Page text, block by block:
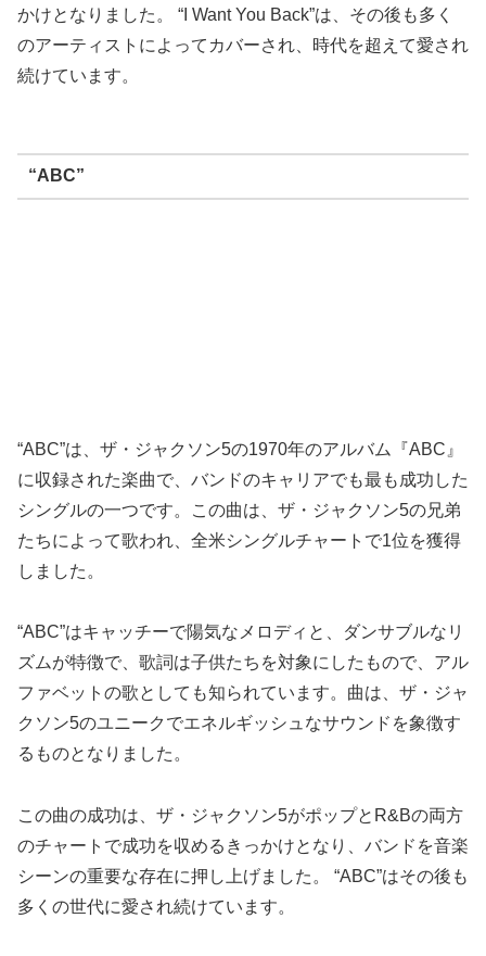
かけとなりました。 “I Want You Back”は、その後も多く
のアーティストによってカバーされ、時代を超えて愛され
続けています。
“ABC”
“ABC”は、ザ・ジャクソン5の1970年のアルバム『ABC』
に収録された楽曲で、バンドのキャリアでも最も成功した
シングルの一つです。この曲は、ザ・ジャクソン5の兄弟
たちによって歌われ、全米シングルチャートで1位を獲得
しました。
“ABC”はキャッチーで陽気なメロディと、ダンサブルなリ
ズムが特徴で、歌詞は子供たちを対象にしたもので、アル
ファベットの歌としても知られています。曲は、ザ・ジャ
クソン5のユニークでエネルギッシュなサウンドを象徴す
るものとなりました。
この曲の成功は、ザ・ジャクソン5がポップとR&Bの両方
のチャートで成功を収めるきっかけとなり、バンドを音楽
シーンの重要な存在に押し上げました。 “ABC”はその後も
多くの世代に愛され続けています。